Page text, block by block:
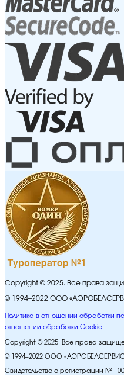
Copyright © 2025. Все права
© 1994–2022 ООО
Политика в отношении обработки
отношении обработки Cookie
Copyright © 2025. Все права
© 1994–2022 ООО
Свидетельство о регистрации №